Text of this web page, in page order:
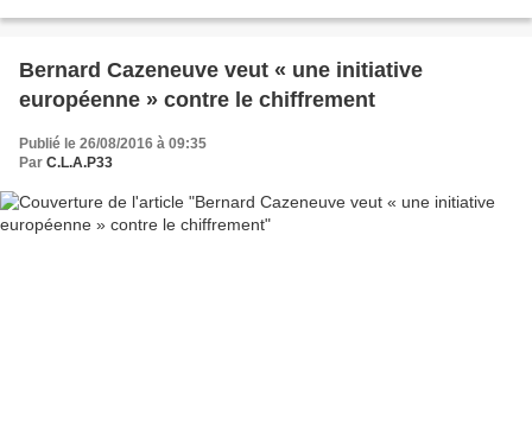
Bernard Cazeneuve veut « une initiative
européenne » contre le chiffrement
Publié le 26/08/2016 à 09:35
Par C.L.A.P33